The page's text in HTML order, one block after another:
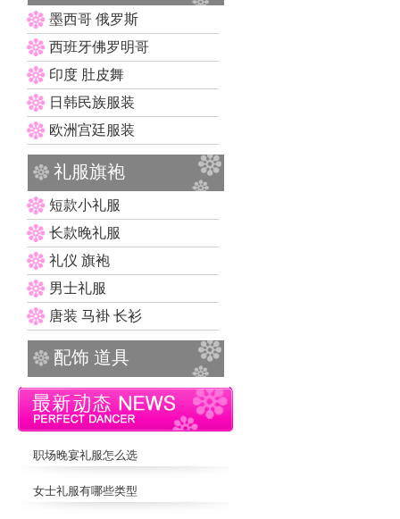
墨西哥 俄罗斯
西班牙佛罗明哥
印度 肚皮舞
日韩民族服装
欧洲宫廷服装
礼服旗袍
短款小礼服
长款晚礼服
礼仪 旗袍
男士礼服
唐装 马褂 长衫
配饰 道具
职场晚宴礼服怎么选
女士礼服有哪些类型